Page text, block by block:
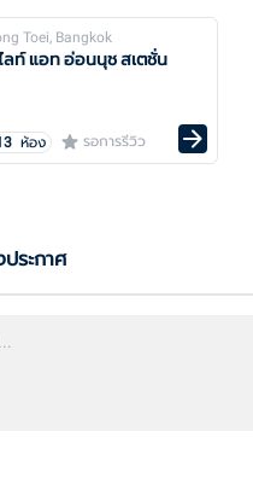
Toei, Bangkok
ลท์ แอท อ่อนนุช สเตชั่น
ห้อง รอการรีวิว
ระกาศ